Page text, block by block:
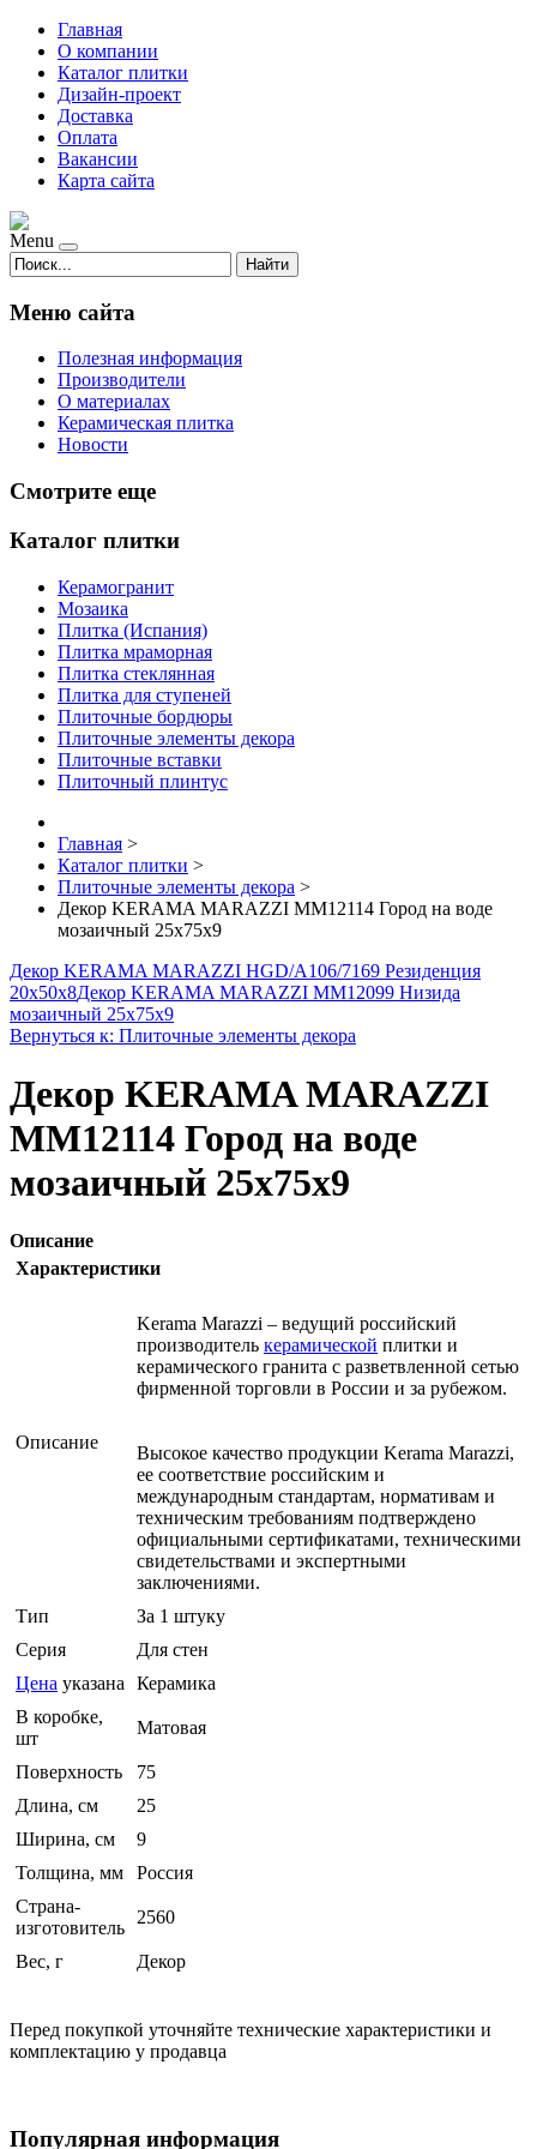
Главная
О компании
Каталог плитки
Дизайн-проект
Доставка
Оплата
Вакансии
Карта сайта
Menu
Найти
Меню сайта
Полезная информация
Производители
О материалах
Керамическая плитка
Новости
Смотрите еще
Каталог плитки
Керамогранит
Мозаика
Плитка (Испания)
Плитка мраморная
Плитка стеклянная
Плитка для ступеней
Плиточные бордюры
Плиточные элементы декора
Плиточные вставки
Плиточный плинтус
Главная >
Каталог плитки >
Плиточные элементы декора >
Декор KERAMA MARAZZI MM12114 Город на воде
мозаичный 25х75х9
Декор KERAMA MARAZZI HGD/A106/7169 Резиденция
20х50х8Декор KERAMA MARAZZI MM12099 Низида
мозаичный 25х75х9
Вернуться к: Плиточные элементы декора
Декор KERAMA MARAZZI
MM12114 Город на воде
мозаичный 25х75х9
Описание
Характеристики
Описание
Kerama Marazzi – ведущий российский
производитель керамической плитки и
керамического гранита с разветвленной сетью
фирменной торговли в России и за рубежом.
Высокое качество продукции Kerama Marazzi,
ее соответствие российским и
международным стандартам, нормативам и
техническим требованиям подтверждено
официальными сертификатами, техническими
свидетельствами и экспертными
заключениями.
Тип
За 1 штуку
Серия
Для стен
Цена указана Керамика
В коробке,
шт
Матовая
Поверхность
75
Длина, см
25
Ширина, см
9
Толщина, мм
Россия
Страна-
изготовитель
2560
Вес, г Декор
Перед покупкой уточняйте технические характеристики и
комплектацию у продавца
Популярная информация